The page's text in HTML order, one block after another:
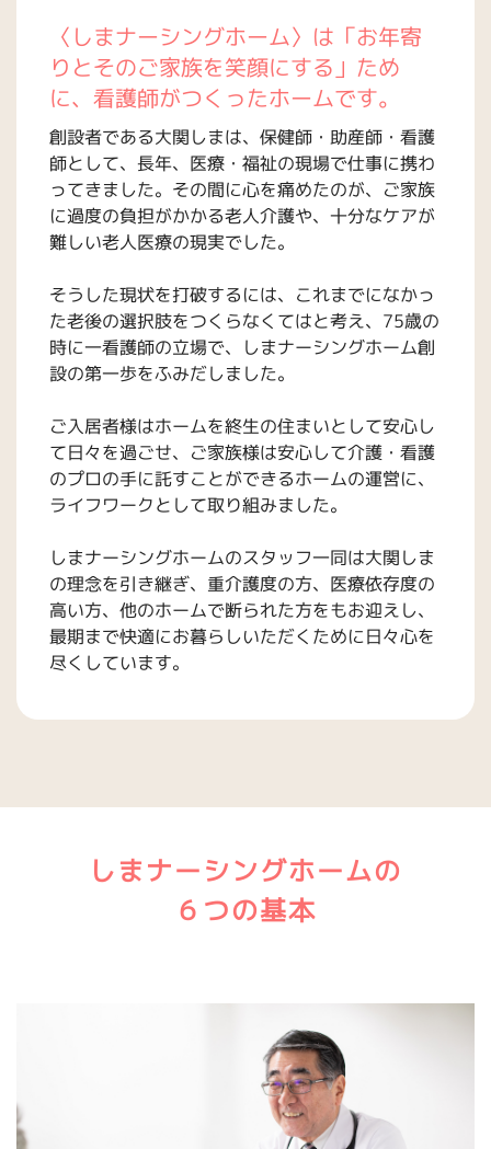
〈しまナーシングホーム〉は「お年寄
りとそのご家族を笑顔にする」ため
に、看護師がつくったホームです。
創設者である大関しまは、保健師・助産師・看護
師として、長年、医療・福祉の現場で仕事に携わ
ってきました。その間に心を痛めたのが、ご家族
に過度の負担がかかる老人介護や、十分なケアが
難しい老人医療の現実でした。
そうした現状を打破するには、これまでになかっ
た老後の選択肢をつくらなくてはと考え、75歳の
時に一看護師の立場で、しまナーシングホーム創
設の第一歩をふみだしました。
ご入居者様はホームを終生の住まいとして安心し
て日々を過ごせ、ご家族様は安心して介護・看護
のプロの手に託すことができるホームの運営に、
ライフワークとして取り組みました。
しまナーシングホームのスタッフ一同は大関しま
の理念を引き継ぎ、重介護度の方、医療依存度の
高い方、他のホームで断られた方をもお迎えし、
最期まで快適にお暮らしいただくために日々心を
尽くしています。
しまナーシングホームの
６つの基本